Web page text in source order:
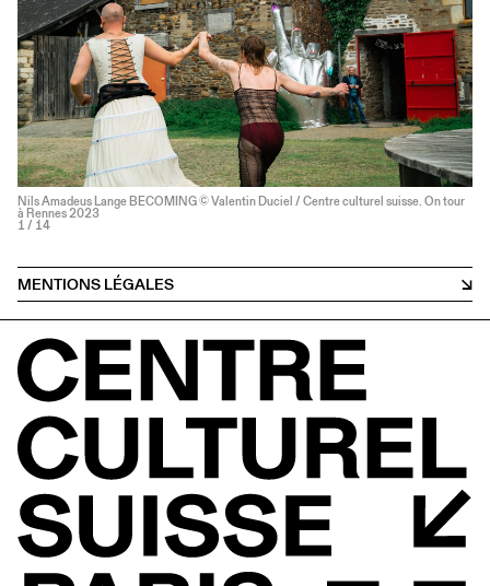
Nils Amadeus Lange BECOMING © Valentin Duciel / Centre culturel suisse. On tour
à Rennes 2023
1 / 14
MENTIONS LÉGALES